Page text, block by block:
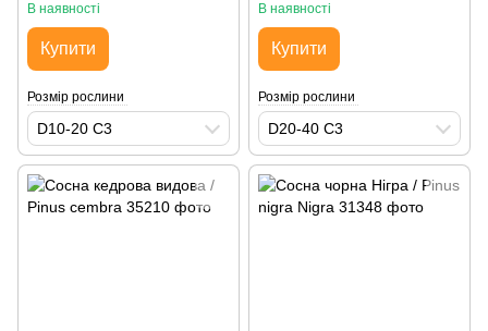
В наявності
Купити
Розмір рослини
D10-20 С3
В наявності
Купити
Розмір рослини
D20-40 С3